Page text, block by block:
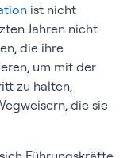
ist nicht
Jahren nicht
die ihre
um mit der
zu halten,
die sie